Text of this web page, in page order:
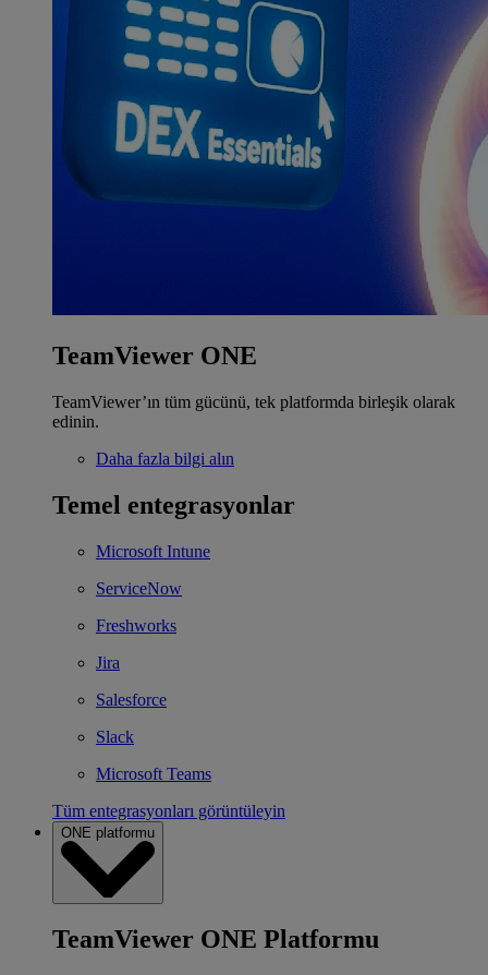
TeamViewer ONE
TeamViewer’ın tüm gücünü, tek platformda birleşik olarak
edinin.
Daha fazla bilgi alın
Temel entegrasyonlar
Microsoft Intune
ServiceNow
Freshworks
Jira
Salesforce
Slack
Microsoft Teams
Tüm entegrasyonları görüntüleyin
ONE platformu
TeamViewer ONE Platformu